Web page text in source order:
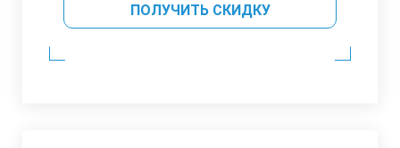
ПОЛУЧИТЬ СКИДКУ